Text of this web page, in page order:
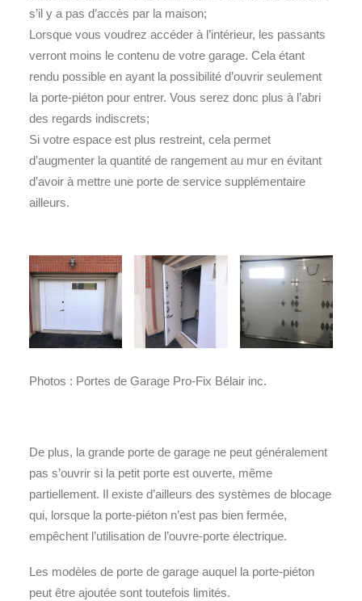
s’il y a pas d’accès par la maison;
Lorsque vous voudrez accéder à l’intérieur, les passants
verront moins le contenu de votre garage. Cela étant
rendu possible en ayant la possibilité d’ouvrir seulement
la porte-piéton pour entrer. Vous serez donc plus à l’abri
des regards indiscrets;
Si votre espace est plus restreint, cela permet
d’augmenter la quantité de rangement au mur en évitant
d’avoir à mettre une porte de service supplémentaire
ailleurs.
Photos : Portes de Garage Pro-Fix Bélair inc.
De plus, la grande porte de garage ne peut généralement
pas s’ouvrir si la petit porte est ouverte, même
partiellement. Il existe d’ailleurs des systèmes de blocage
qui, lorsque la porte-piéton n’est pas bien fermée,
empêchent l’utilisation de l’ouvre-porte électrique.
Les modèles de porte de garage auquel la porte-piéton
peut être ajoutée sont toutefois limités.